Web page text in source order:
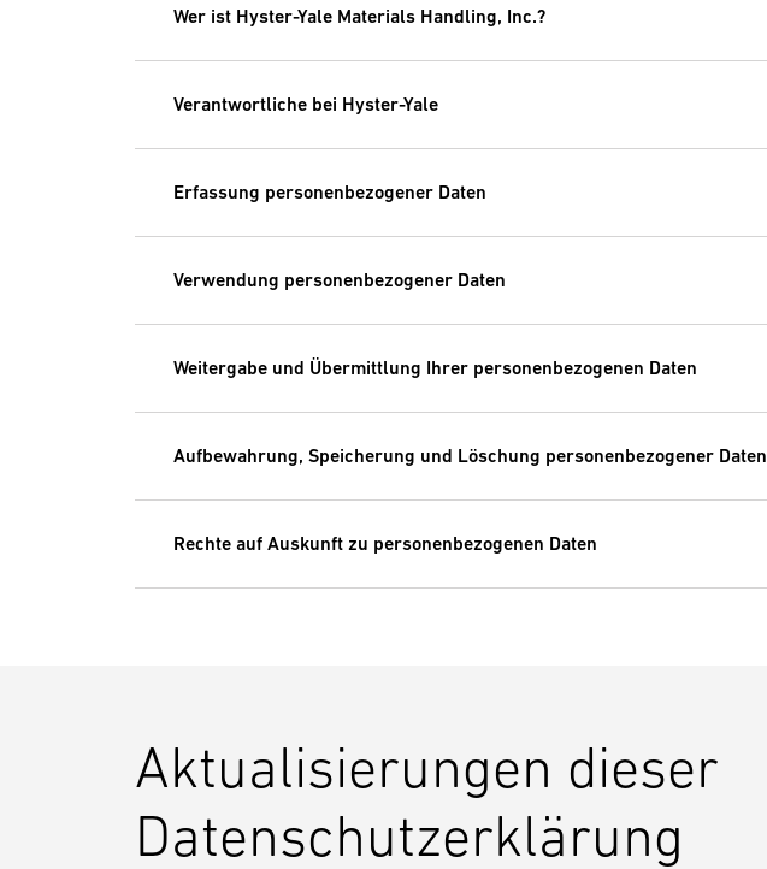
Wer ist Hyster-Yale Materials Handling, Inc.?
Verantwortliche bei Hyster-Yale
Erfassung personenbezogener Daten
Verwendung personenbezogener Daten
Weitergabe und Übermittlung Ihrer personenbezogenen Daten
Aufbewahrung, Speicherung und Löschung personenbezogener Daten
Rechte auf Auskunft zu personenbezogenen Daten
Aktualisierungen dieser
Datenschutzerklärung